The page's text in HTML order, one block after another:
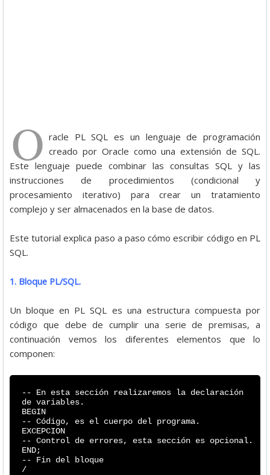
O racle PL SQL es un lenguaje de programación
creado por Oracle como una extensión de SQL.
Este lenguaje puede combinar las consultas SQL y las
instrucciones de procedimientos (condicional y
procesamiento iterativo) para crear un tratamiento
complejo y ser almacenados en la base de datos.
Este tutorial explica paso a paso cómo escribir código en PL
SQL.
1. Bloque PL/SQL.
Un bloque en PL SQL es una estructura compuesta por
código que debe de cumplir una serie de premisas, a
continuación vemos los diferentes elementos que lo
componen:
-- En esta sección realizaremos la declaración
de variables.
BEGIN
-- Código, es el cuerpo del programa.
EXCEPCION
-- Control de errores, esta sección es opcional.
END;
-- Fin del bloque
/